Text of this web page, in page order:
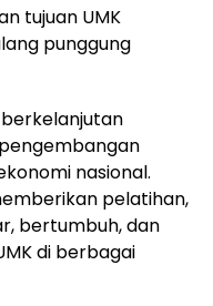
tujuan UMK
punggung
nasional.
pelatihan,
bertumbuh, dan
di berbagai